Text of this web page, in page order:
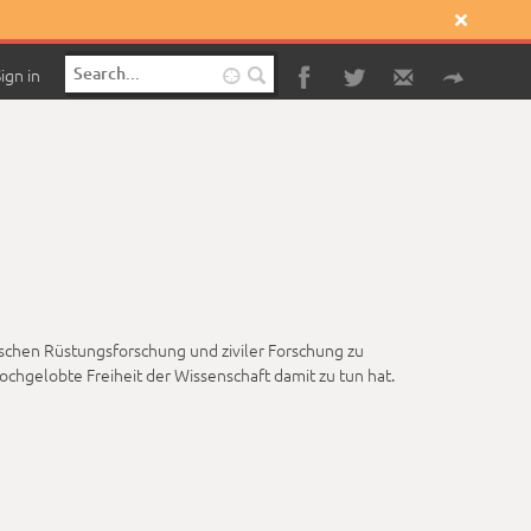

in 
Rüstungsforschung und ziviler Forschung zu
Freiheit der Wissenschaft damit zu tun hat.